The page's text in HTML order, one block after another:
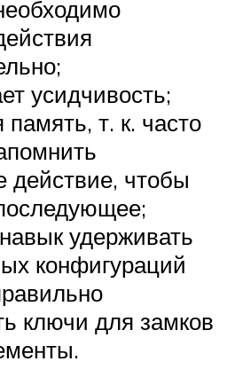
усидчивость;
память, т. к. часто
чтобы
удерживать
конфигураций
ключи для замков